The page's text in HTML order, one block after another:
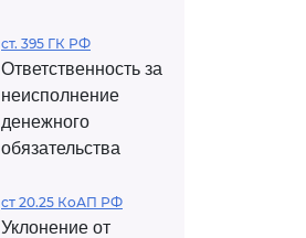
ст. 395 ГК РФ
Ответственность за
неисполнение
денежного
обязательства
ст 20.25 КоАП РФ
Уклонение от